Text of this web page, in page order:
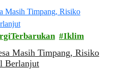
Iklim
Masih Timpang, Risiko
Berlanjut